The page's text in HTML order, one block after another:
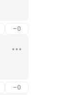
–0
–0